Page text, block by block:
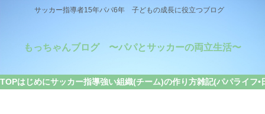
サッカー指導者15年パパ6年 子どもの成長に役立つブログ
もっちゃんブログ 〜パパとサッカーの両立生活〜
TOPはじめにサッカー指導強い組織(チーム)の作り方雑記(パパライフ•